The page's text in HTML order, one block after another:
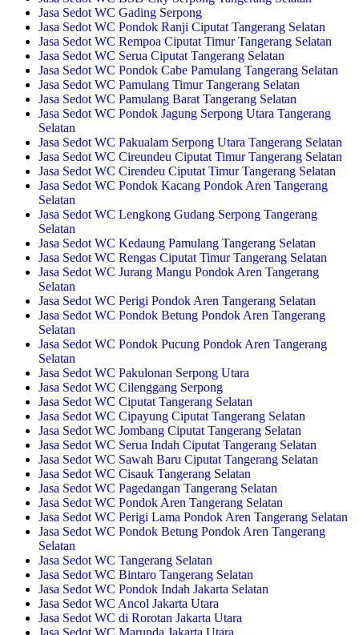
Jasa Sedot WC Gading Serpong
Jasa Sedot WC Pondok Ranji Ciputat Tangerang Selatan
Jasa Sedot WC Rempoa Ciputat Timur Tangerang Selatan
Jasa Sedot WC Serua Ciputat Tangerang Selatan
Jasa Sedot WC Pondok Cabe Pamulang Tangerang Selatan
Jasa Sedot WC Pamulang Timur Tangerang Selatan
Jasa Sedot WC Pamulang Barat Tangerang Selatan
Jasa Sedot WC Pondok Jagung Serpong Utara Tangerang
Selatan
Jasa Sedot WC Pakualam Serpong Utara Tangerang Selatan
Jasa Sedot WC Cireundeu Ciputat Timur Tangerang Selatan
Jasa Sedot WC Cirendeu Ciputat Timur Tangerang Selatan
Jasa Sedot WC Pondok Kacang Pondok Aren Tangerang
Selatan
Jasa Sedot WC Lengkong Gudang Serpong Tangerang
Selatan
Jasa Sedot WC Kedaung Pamulang Tangerang Selatan
Jasa Sedot WC Rengas Ciputat Timur Tangerang Selatan
Jasa Sedot WC Jurang Mangu Pondok Aren Tangerang
Selatan
Jasa Sedot WC Perigi Pondok Aren Tangerang Selatan
Jasa Sedot WC Pondok Betung Pondok Aren Tangerang
Selatan
Jasa Sedot WC Pondok Pucung Pondok Aren Tangerang
Selatan
Jasa Sedot WC Pakulonan Serpong Utara
Jasa Sedot WC Cilenggang Serpong
Jasa Sedot WC Ciputat Tangerang Selatan
Jasa Sedot WC Cipayung Ciputat Tangerang Selatan
Jasa Sedot WC Jombang Ciputat Tangerang Selatan
Jasa Sedot WC Serua Indah Ciputat Tangerang Selatan
Jasa Sedot WC Sawah Baru Ciputat Tangerang Selatan
Jasa Sedot WC Cisauk Tangerang Selatan
Jasa Sedot WC Pagedangan Tangerang Selatan
Jasa Sedot WC Pondok Aren Tangerang Selatan
Jasa Sedot WC Perigi Lama Pondok Aren Tangerang Selatan
Jasa Sedot WC Pondok Betung Pondok Aren Tangerang
Selatan
Jasa Sedot WC Tangerang Selatan
Jasa Sedot WC Bintaro Tangerang Selatan
Jasa Sedot WC Pondok Indah Jakarta Selatan
Jasa Sedot WC Ancol Jakarta Utara
Jasa Sedot WC di Rorotan Jakarta Utara